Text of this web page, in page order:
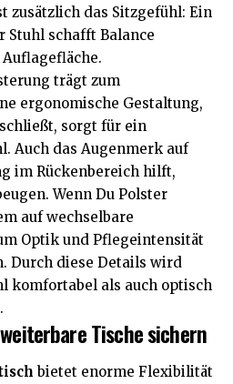
zusätzlich das Sitzgefühl: Ein
schafft Balance
trägt zum
ergonomische Gestaltung,
sorgt für ein
Auch das Augenmerk auf
im Rückenbereich hilft,
Wenn Du Polster
auf wechselbare
Optik und Pflegeintensität
Durch diese Details wird
komfortabel als auch optisch
Tische sichern
bietet enorme Flexibilität